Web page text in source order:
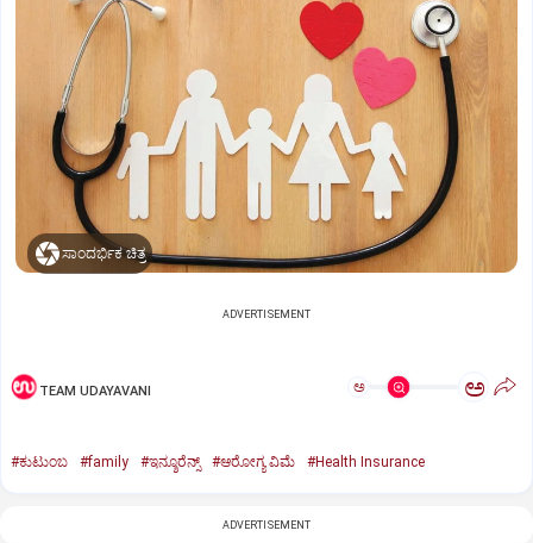
ಸಾಂದರ್ಭಿಕ ಚಿತ್ರ
ADVERTISEMENT
TEAM UDAYAVANI ಅ ಅ
#ಕುಟುಂಬ #family #ಇನ್ಶೂರೆನ್ಸ್‌ #ಆರೋಗ್ಯ ವಿಮೆ #Health Insurance
ADVERTISEMENT